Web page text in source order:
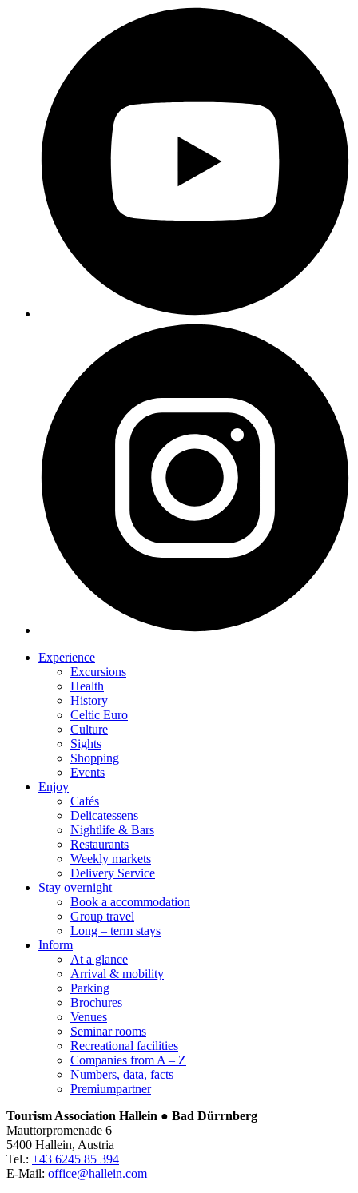
Experience
Excursions
Health
History
Celtic Euro
Culture
Sights
Shopping
Events
Enjoy
Cafés
Delicatessens
Nightlife & Bars
Restaurants
Weekly markets
Delivery Service
Stay overnight
Book a accommodation
Group travel
Long – term stays
Inform
At a glance
Arrival & mobility
Parking
Brochures
Venues
Seminar rooms
Recreational facilities
Companies from A – Z
Numbers, data, facts
Premiumpartner
Tourism Association Hallein ● Bad Dürrnberg
Mauttorpromenade 6
5400 Hallein, Austria
Tel.: +43 6245 85 394
E-Mail: office@hallein.com